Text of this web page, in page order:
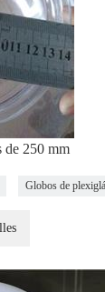
de 250 mm
Globos de